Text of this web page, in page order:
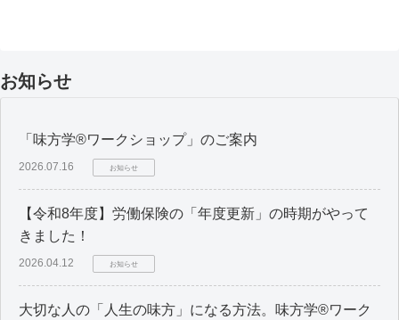
お知らせ
「味方学®ワークショップ」のご案内
2026.07.16 お知らせ
【令和8年度】労働保険の「年度更新」の時期がやって
きました！
2026.04.12 お知らせ
大切な人の「人生の味方」になる方法。味方学®ワーク